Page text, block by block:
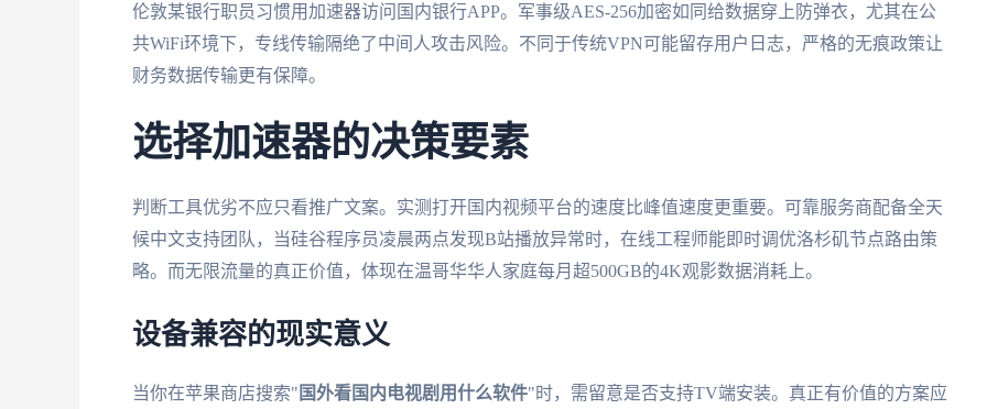
伦敦某银行职员习惯用加速器访问国内银行APP。军事级AES-256加密如同给数据穿上防弹衣，尤其在公
共WiFi环境下，专线传输隔绝了中间人攻击风险。不同于传统VPN可能留存用户日志，严格的无痕政策让
财务数据传输更有保障。
选择加速器的决策要素
判断工具优劣不应只看推广文案。实测打开国内视频平台的速度比峰值速度更重要。可靠服务商配备全天
候中文支持团队，当硅谷程序员凌晨两点发现B站播放异常时，在线工程师能即时调优洛杉矶节点路由策
略。而无限流量的真正价值，体现在温哥华华人家庭每月超500GB的4K观影数据消耗上。
设备兼容的现实意义
当你在苹果商店搜索" 国外看国内电视剧用什么软件"时，需留意是否支持TV端安装。真正有价值的方案应